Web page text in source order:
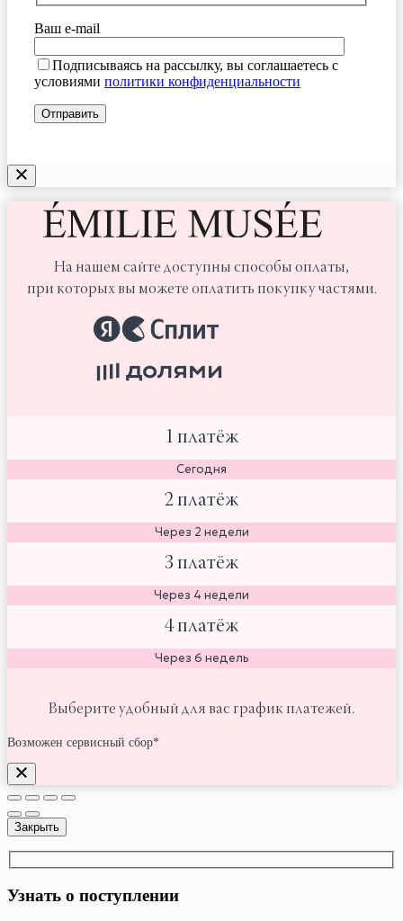
Ваш e-mail
Подписываясь на рассылку, вы соглашаетесь с
условиями политики конфиденциальности
На нашем сайте доступны способы оплаты,
при которых вы можете оплатить покупку частями.
1 платёж
Сегодня
2 платёж
Через 2 недели
3 платёж
Через 4 недели
4 платёж
Через 6 недель
Выберите удобный для вас график платежей.
Возможен сервисный сбор*
Закрыть
Узнать о поступлении